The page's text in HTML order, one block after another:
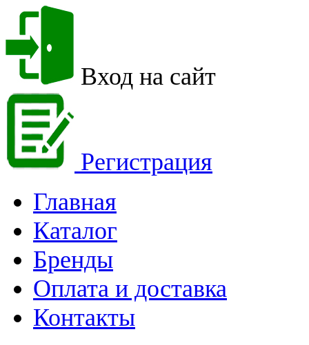
Вход на сайт
Регистрация
Главная
Каталог
Бренды
Оплата и доставка
Контакты